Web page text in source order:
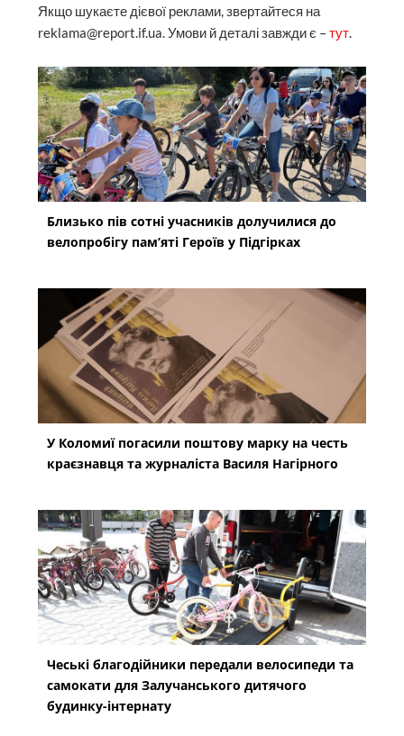
Якщо шукаєте дієвої реклами, звертайтеся на
reklama@report.if.ua. Умови й деталі завжди є –тут.
Близько пів сотні учасників долучилися до
велопробігу пам’яті Героїв у Підгірках
У Коломиї погасили поштову марку на честь
краєзнавця та журналіста Василя Нагірного
Чеські благодійники передали велосипеди та
самокати для Залучанського дитячого
будинку-інтернату